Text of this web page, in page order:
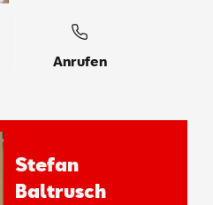
Anrufen
Ste­fan
Bal­t­rusch